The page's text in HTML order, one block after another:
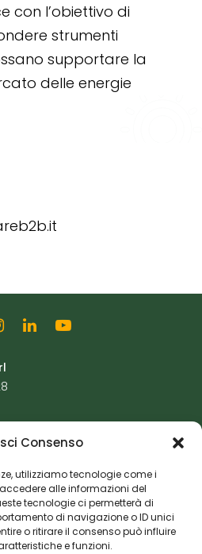
Consenso
utilizziamo tecnologie come i
alle informazioni del
tecnologie ci permetterà di
di navigazione o ID unici
o ritirare il consenso può influire
e funzioni.
con l’obiettivo di
strumenti
supportare la
delle energie